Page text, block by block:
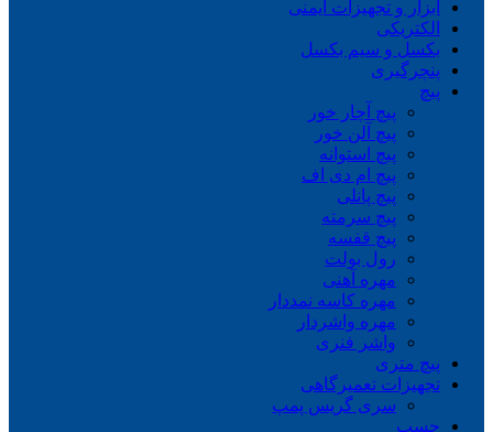
ابزار و تجهیزات ایمنی
الکتریکی
بکسل و سیم بکسل
پنچرگیری
پیچ
پیچ آچار خور
پیچ آلن خور
پیچ استوانه
پیچ ام دی اف
پیچ پانلی
پیچ سرمته
پیچ قفسه
رول بولت
مهره آهنی
مهره کاسه نمددار
مهره واشردار
واشر فنری
پیچ متری
تجهیزات تعمیرگاهی
سری گریس پمپ
چسب